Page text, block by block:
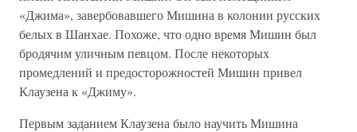
«Джима», завербовавшего Мишина в колонии русских
белых в Шанхае. Похоже, что одно время Мишин был
бродячим уличным певцом. После некоторых
промедлений и предосторожностей Мишин привел
Клаузена к «Джиму».
Первым заданием Клаузена было научить Мишина